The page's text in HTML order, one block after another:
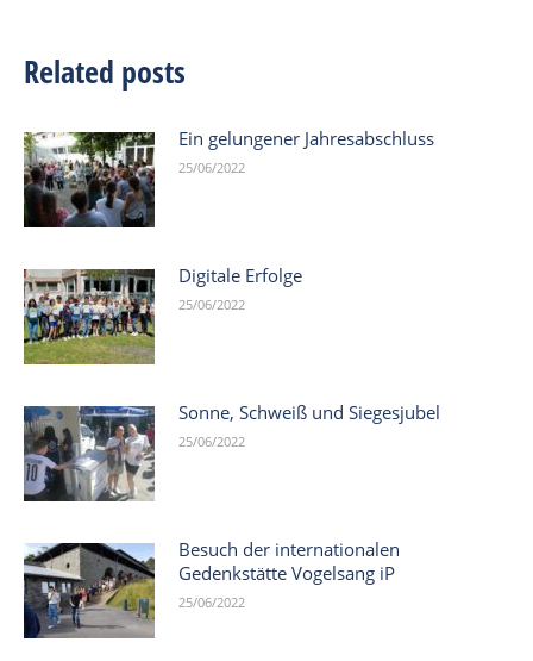
Related posts
Ein gelungener Jahresabschluss
25/06/2022
Digitale Erfolge
25/06/2022
Sonne, Schweiß und Siegesjubel
25/06/2022
Besuch der internationalen
Gedenkstätte Vogelsang iP
25/06/2022